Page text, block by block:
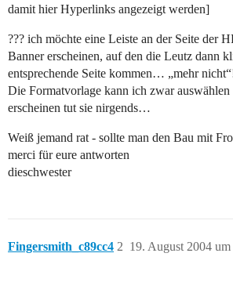
damit hier Hyperlinks angezeigt werden]
??? ich möchte eine Leiste an der Seite der
Banner erscheinen, auf den die Leutz dann
entsprechende Seite kommen… „mehr
Die Formatvorlage kann ich zwar auswählen
erscheinen tut sie nirgends…
Weiß jemand rat - sollte man den Bau mit
merci für eure antworten
dieschwester
Fingersmith_c89cc4 19. August 2004 um
2